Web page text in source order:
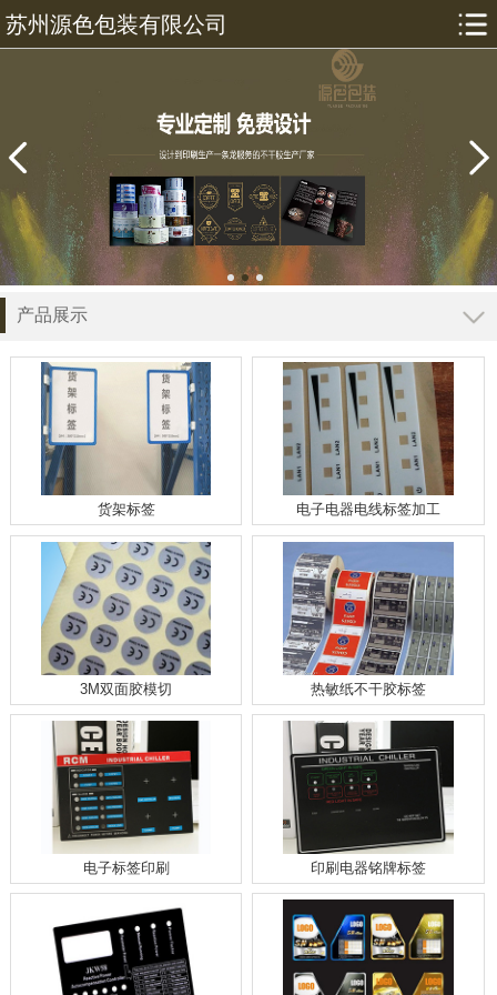
苏州源色包装有限公司
产品展示
货架标签 电子电器电线标签加工
3M双面胶模切 热敏纸不干胶标签
电子标签印刷 印刷电器铭牌标签